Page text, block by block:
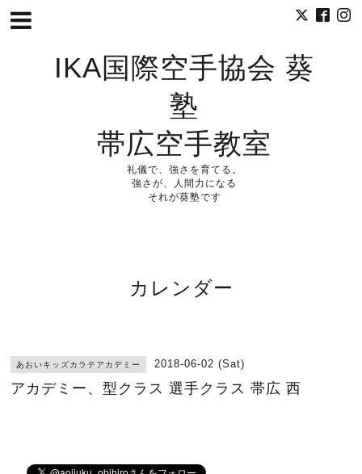
IKA国際空手協会 葵
塾
帯広空手教室
礼儀で、強さを育てる。
強さが、人間力になる
それが葵塾です
カレンダー
あおいキッズカラテアカデミー 2018-06-02 (Sat)
アカデミー、型クラス 選手クラス 帯広 西